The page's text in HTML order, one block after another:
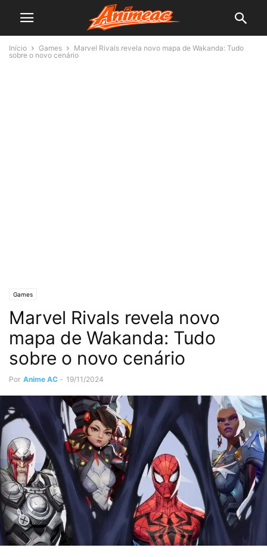
Início Games
Marvel Rivals revela novo mapa de Wakanda: Tudo
sobre o novo cenário
Games
Marvel Rivals revela novo
mapa de Wakanda: Tudo
sobre o novo cenário
Por Anime AC - 19/11/2024